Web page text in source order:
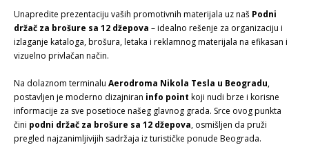
Unapredite prezentaciju vaših promotivnih materijala uz naš Podni
držač za brošure sa 12 džepova – idealno rešenje za organizaciju i
izlaganje kataloga, brošura, letaka i reklamnog materijala na efikasan i
vizuelno privlačan način.
Na dolaznom terminalu Aerodroma Nikola Tesla u Beogradu,
postavljen je moderno dizajniran info point koji nudi brze i korisne
informacije za sve posetioce našeg glavnog grada. Srce ovog punkta
čini podni držač za brošure sa 12 džepova, osmišljen da pruži
pregled najzanimljivijih sadržaja iz turističke ponude Beograda.